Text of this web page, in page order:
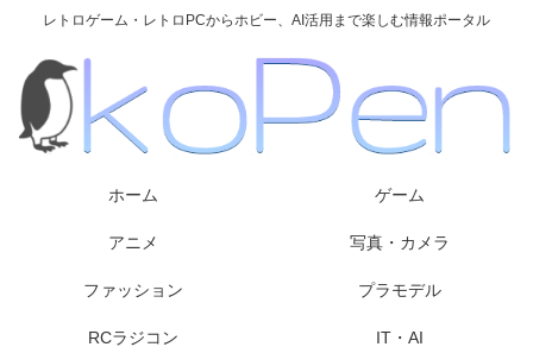
レトロゲーム・レトロPCからホビー、AI活用まで楽しむ情報ポータル
ホーム ゲーム
アニメ 写真・カメラ
ファッション プラモデル
RCラジコン IT・AI